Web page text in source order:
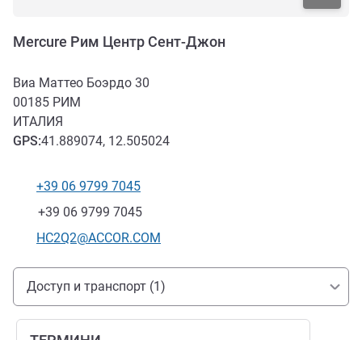
Mercure Рим Центр Сент-Джон
Виа Маттео Боэрдо 30
00185 РИМ
ИТАЛИЯ
GPS:41.889074, 12.505024
Телефон
+39 06 9799 7045
Факс
+39 06 9799 7045
Контактный адрес электронной почты
HC2Q2@ACCOR.COM
Доступ и транспорт
Доступ и транспорт (1)